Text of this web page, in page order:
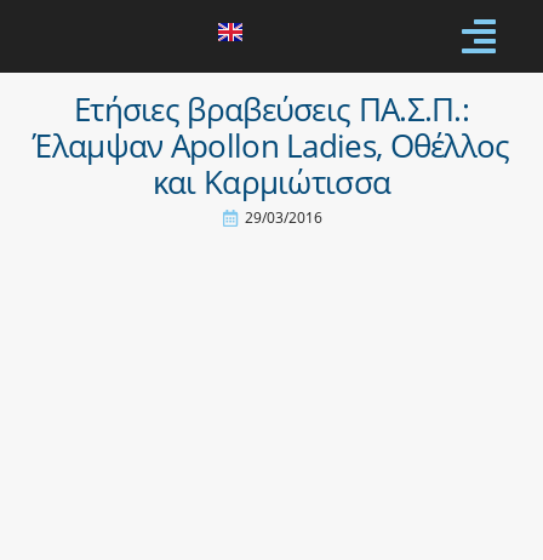
Ετήσιες βραβεύσεις ΠΑ.Σ.Π.:
Έλαμψαν Apollon Ladies, Οθέλλος
και Καρμιώτισσα
29/03/2016